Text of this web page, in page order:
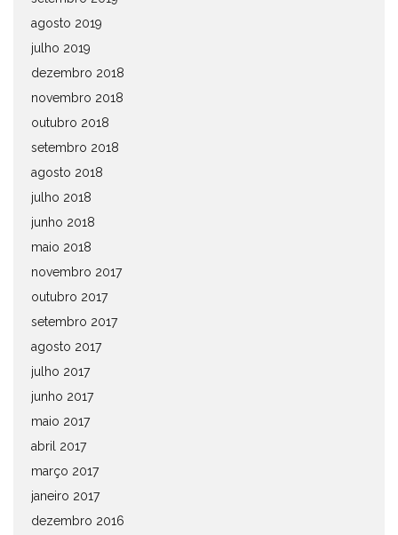
agosto 2019
julho 2019
dezembro 2018
novembro 2018
outubro 2018
setembro 2018
agosto 2018
julho 2018
junho 2018
maio 2018
novembro 2017
outubro 2017
setembro 2017
agosto 2017
julho 2017
junho 2017
maio 2017
abril 2017
março 2017
janeiro 2017
dezembro 2016